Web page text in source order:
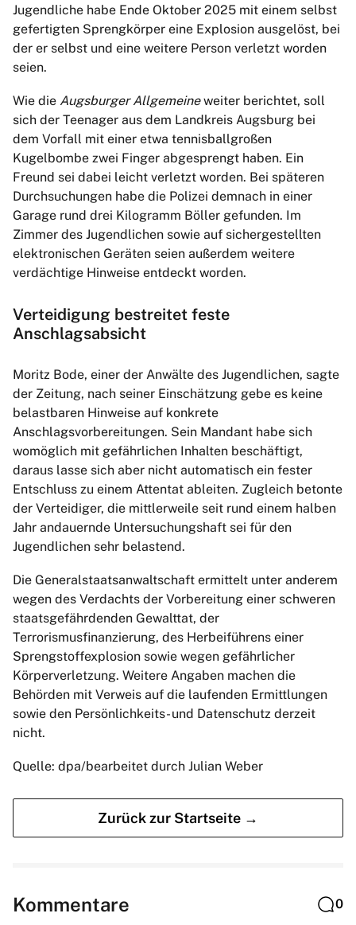
Jugendliche habe Ende Oktober 2025 mit einem selbst
gefertigten Sprengkörper eine Explosion ausgelöst, bei
der er selbst und eine weitere Person verletzt worden
seien.
Wie die Augsburger Allgemeineweiter berichtet, soll
sich der Teenager aus dem Landkreis Augsburg bei
dem Vorfall mit einer etwa tennisballgroßen
Kugelbombe zwei Finger abgesprengt haben. Ein
Freund sei dabei leicht verletzt worden. Bei späteren
Durchsuchungen habe die Polizei demnach in einer
Garage rund drei Kilogramm Böller gefunden. Im
Zimmer des Jugendlichen sowie auf sichergestellten
elektronischen Geräten seien außerdem weitere
verdächtige Hinweise entdeckt worden.
Verteidigung bestreitet feste
Anschlagsabsicht
Moritz Bode, einer der Anwälte des Jugendlichen, sagte
der Zeitung, nach seiner Einschätzung gebe es keine
belastbaren Hinweise auf konkrete
Anschlagsvorbereitungen. Sein Mandant habe sich
womöglich mit gefährlichen Inhalten beschäftigt,
daraus lasse sich aber nicht automatisch ein fester
Entschluss zu einem Attentat ableiten. Zugleich betonte
der Verteidiger, die mittlerweile seit rund einem halben
Jahr andauernde Untersuchungshaft sei für den
Jugendlichen sehr belastend.
Die Generalstaatsanwaltschaft ermittelt unter anderem
wegen des Verdachts der Vorbereitung einer schweren
staatsgefährdenden Gewalttat, der
Terrorismusfinanzierung, des Herbeiführens einer
Sprengstoffexplosion sowie wegen gefährlicher
Körperverletzung. Weitere Angaben machen die
Behörden mit Verweis auf die laufenden Ermittlungen
sowie den Persönlichkeits- und Datenschutz derzeit
nicht.
Quelle: dpa/bearbeitet durch Julian Weber
Zurück zur Startseite →
Kommentare 0